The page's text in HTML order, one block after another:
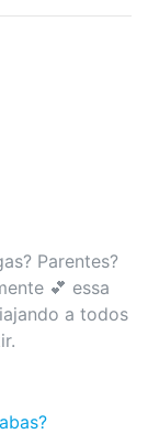
Parentes?
💕 essa
a todos